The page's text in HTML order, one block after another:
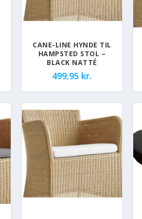
CANE-LINE HYNDE TIL
HAMPSTED STOL –
BLACK NATTÉ
499,95 kr.